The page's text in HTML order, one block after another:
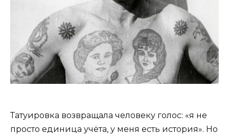
Татуировка возвращала человеку голос: «я не
просто единица учёта, у меня есть история». Но